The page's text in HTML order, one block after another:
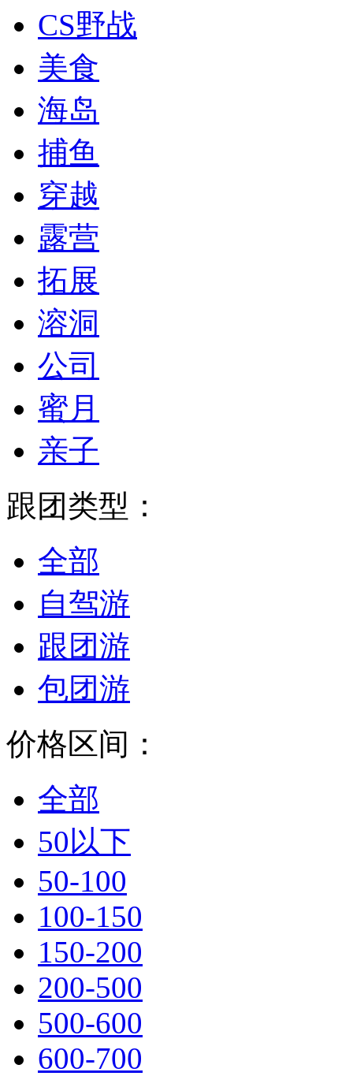
CS野战
美食
海岛
捕鱼
穿越
露营
拓展
溶洞
公司
蜜月
亲子
跟团类型：
全部
自驾游
跟团游
包团游
价格区间：
全部
50以下
50-100
100-150
150-200
200-500
500-600
600-700